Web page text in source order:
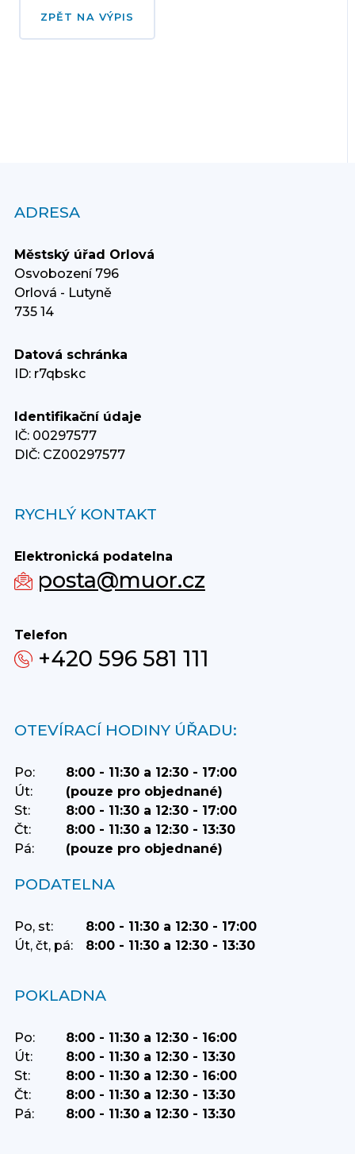
ZPĚT NA VÝPIS
ADRESA
Městský úřad Orlová
Osvobození 796
Orlová - Lutyně
735 14
Datová schránka
ID: r7qbskc
Identifikační údaje
IČ: 00297577
DIČ: CZ00297577
RYCHLÝ KONTAKT
Elektronická podatelna
posta@muor.cz
Telefon
+420 596 581 111
OTEVÍRACÍ HODINY ÚŘADU:
Po:
8:00 - 11:30 a 12:30 - 17:00
Út:
(pouze pro objednané)
St:
8:00 - 11:30 a 12:30 - 17:00
Čt:
8:00 - 11:30 a 12:30 - 13:30
Pá:
(pouze pro objednané)
PODATELNA
Po, st:
8:00 - 11:30 a 12:30 - 17:00
Út, čt, pá:
8:00 - 11:30 a 12:30 - 13:30
POKLADNA
Po:
8:00 - 11:30 a 12:30 - 16:00
Út:
8:00 - 11:30 a 12:30 - 13:30
St:
8:00 - 11:30 a 12:30 - 16:00
Čt:
8:00 - 11:30 a 12:30 - 13:30
Pá:
8:00 - 11:30 a 12:30 - 13:30